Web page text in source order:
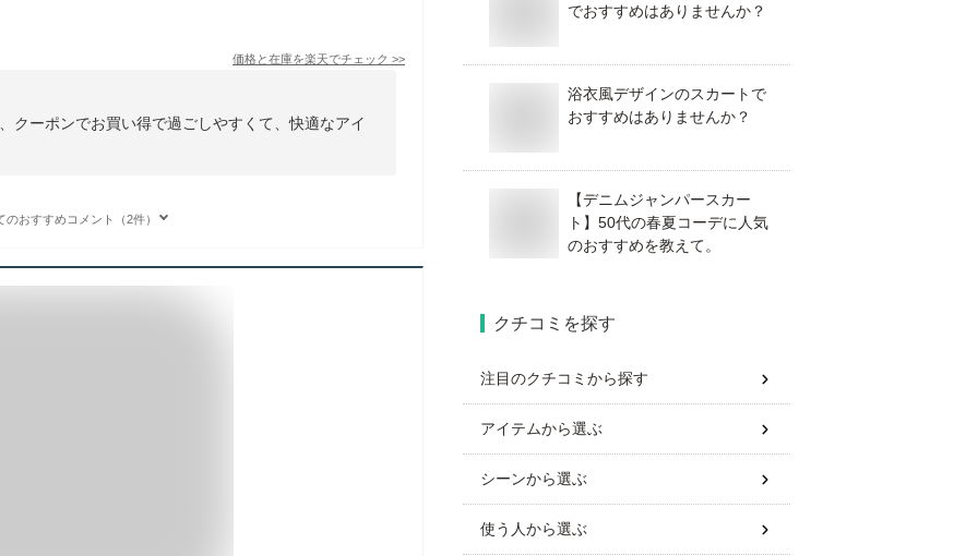
価格と在庫を楽天でチェック >>
クーポンでお買い得で過ごしやすくて、快適なアイ
のおすすめコメント（2件）
でおすすめはありませんか？
浴衣風デザインのスカートで
おすすめはありませんか？
【デニムジャンパースカー
ト】50代の春夏コーデに人気
のおすすめを教えて。
クチコミを探す
注目のクチコミから探す
アイテムから選ぶ
シーンから選ぶ
使う人から選ぶ